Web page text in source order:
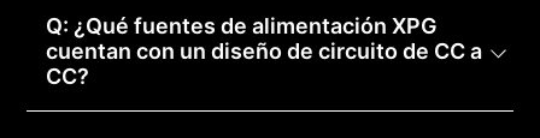
Q: ¿Qué fuentes de alimentación XPG
cuentan con un diseño de circuito de CC a
CC?